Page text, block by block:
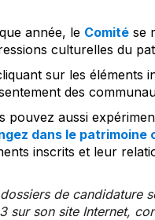
année, le Comitése
culturelles du
sur les éléments
des
pouvez aussi
dans le patrimoine
inscrits et leur
de candidature
sur son site Internet,